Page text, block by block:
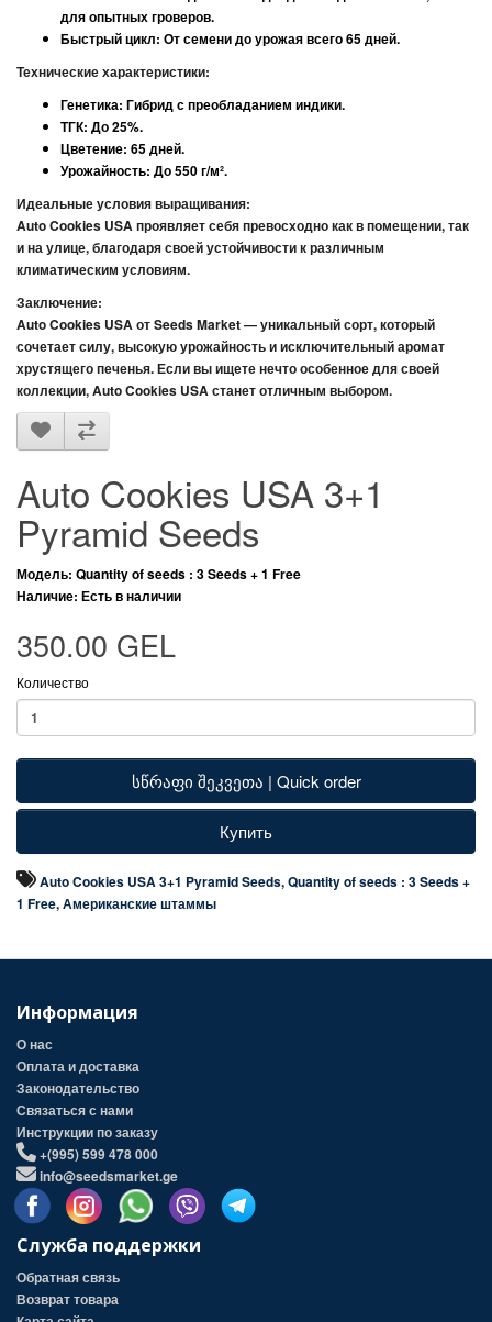
для опытных гроверов.
Быстрый цикл: От семени до урожая всего 65 дней.
Технические характеристики:
Генетика: Гибрид с преобладанием индики.
ТГК: До 25%.
Цветение: 65 дней.
Урожайность: До 550 г/м².
Идеальные условия выращивания:
Auto Cookies USAпроявляет себя превосходно как в помещении, так
и на улице, благодаря своей устойчивости к различным
климатическим условиям.
Заключение:
Auto Cookies USAотSeeds Market— уникальный сорт, который
сочетает силу, высокую урожайность и исключительный аромат
хрустящего печенья. Если вы ищете нечто особенное для своей
коллекции,Auto Cookies USAстанет отличным выбором.
Auto Cookies USA 3+1
Pyramid Seeds
Модель: Quantity of seeds : 3 Seeds + 1 Free
Наличие: Есть в наличии
350.00 GEL
Количество
სწრაფი შეკვეთა | Quick order
Купить
Auto Cookies USA 3+1 Pyramid Seeds,Quantity of seeds : 3 Seeds +
1 Free,Американские штаммы
Информация
О нас
Оплата и доставка
Законодательство
Связаться с нами
Инструкции по заказу
+(995) 599 478 000
info@seedsmarket.ge
Служба поддержки
Обратная связь
Возврат товара